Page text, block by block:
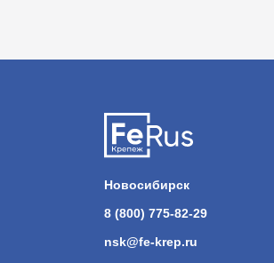
Новосибирск
8 (800) 775-82-29
nsk@fe-krep.ru